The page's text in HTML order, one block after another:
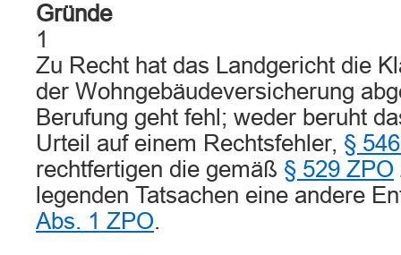
Gründe
1
Zu Recht hat das Landgericht die
der Wohngebäudeversicherung
Berufung geht fehl; weder beruht
Urteil auf einem Rechtsfehler, §
rechtfertigen die gemäß § 529 ZPO
legenden Tatsachen eine andere
Abs. 1 ZPO.